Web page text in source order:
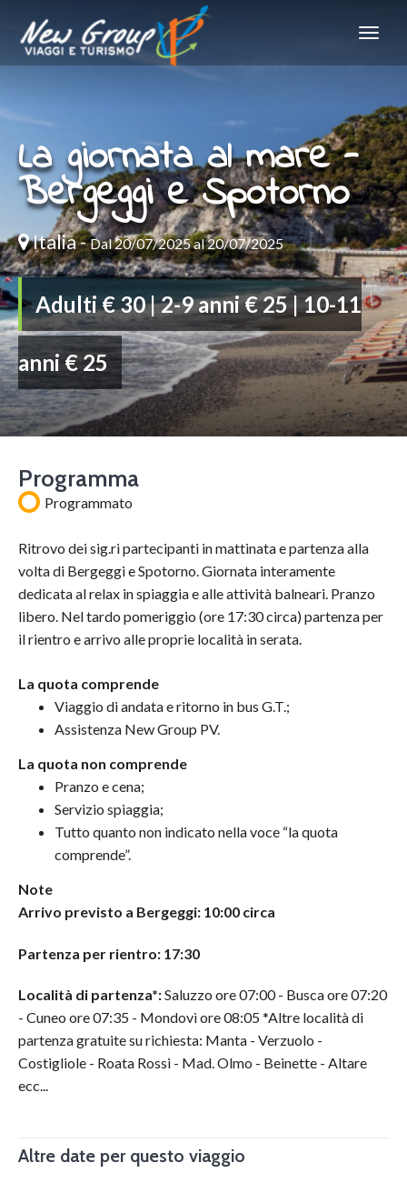
La giornata al mare -
Bergeggi e Spotorno
Italia -Dal 20/07/2025 al 20/07/2025
Adulti € 30 | 2-9 anni € 25 | 10-11
anni € 25
Programma
Programmato
Ritrovo dei sig.ri partecipanti in mattinata e partenza alla
volta di Bergeggi e Spotorno. Giornata interamente
dedicata al relax in spiaggia e alle attività balneari. Pranzo
libero. Nel tardo pomeriggio (ore 17:30 circa) partenza per
il rientro e arrivo alle proprie località in serata.
La quota comprende
Viaggio di andata e ritorno in bus G.T.;
Assistenza New Group PV.
La quota non comprende
Pranzo e cena;
Servizio spiaggia;
Tutto quanto non indicato nella voce “la quota
comprende”.
Note
Arrivo previsto a Bergeggi: 10:00 circa
Partenza per rientro: 17:30
Località di partenza*:Saluzzo ore 07:00 - Busca ore 07:20
- Cuneo ore 07:35 - Mondovì ore 08:05 *Altre località di
partenza gratuite su richiesta: Manta - Verzuolo -
Costigliole - Roata Rossi - Mad. Olmo - Beinette - Altare
ecc...
Altre date per questo viaggio